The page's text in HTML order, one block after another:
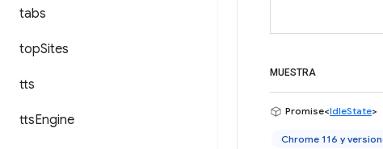
tabs
topSites
tts
ttsEngine
MUESTRA
Promise<IdleState>
Chrome 116 y